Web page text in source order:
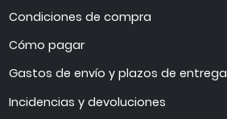
Condiciones de compra
Cómo pagar
Gastos de envío y plazos de entrega
Incidencias y devoluciones